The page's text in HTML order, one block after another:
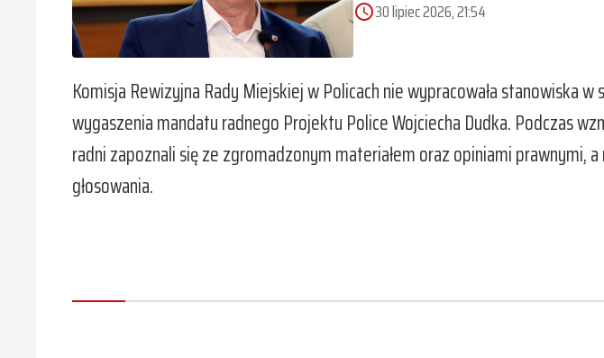
access_time30 lipiec 2026, 21:54
Komisja Rewizyjna Rady Miejskiej w Policach nie wypracowała stanowiska
wygaszenia mandatu radnego Projektu Police Wojciecha Dudka. Podczas
radni zapoznali się ze zgromadzonym materiałem oraz opiniami prawnymi,
głosowania.